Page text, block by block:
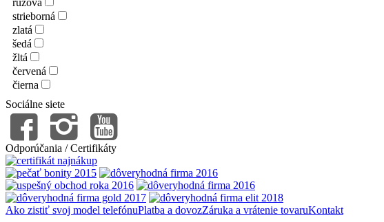
strieborná
zlatá
šedá
žltá
červená
čierna
Sociálne siete
Odporúčania / Certifikáty
Ako zistiť svoj model telefónuPlatba a dovozZáruka a vrátenie tovaruKontakt